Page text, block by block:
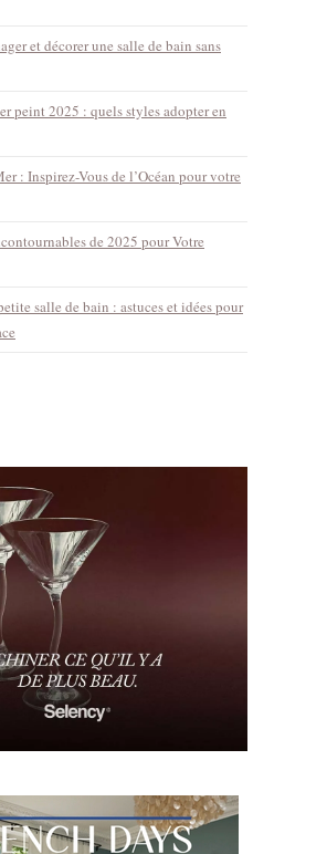
et décorer une salle de bain sans
peint 2025 : quels styles adopter en
: Inspirez-Vous de l’Océan pour votre
de 2025 pour Votre
salle de bain : astuces et idées pour